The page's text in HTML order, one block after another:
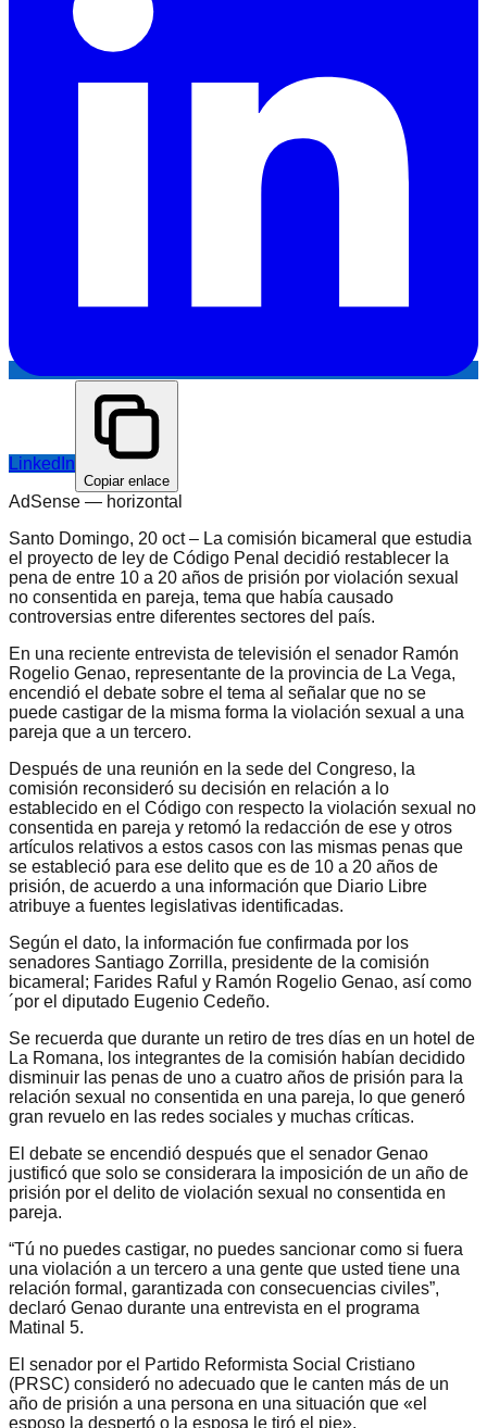
LinkedIn
Copiar enlace
AdSense — horizontal
Santo Domingo, 20 oct – La comisión bicameral que estudia
el proyecto de ley de Código Penal decidió restablecer la
pena de entre 10 a 20 años de prisión por violación sexual
no consentida en pareja, tema que había causado
controversias entre diferentes sectores del país.
En una reciente entrevista de televisión el senador Ramón
Rogelio Genao, representante de la provincia de La Vega,
encendió el debate sobre el tema al señalar que no se
puede castigar de la misma forma la violación sexual a una
pareja que a un tercero.
Después de una reunión en la sede del Congreso, la
comisión reconsideró su decisión en relación a lo
establecido en el Código con respecto la violación sexual no
consentida en pareja y retomó la redacción de ese y otros
artículos relativos a estos casos con las mismas penas que
se estableció para ese delito que es de 10 a 20 años de
prisión, de acuerdo a una información que Diario Libre
atribuye a fuentes legislativas identificadas.
Según el dato, la información fue confirmada por los
senadores Santiago Zorrilla, presidente de la comisión
bicameral; Farides Raful y Ramón Rogelio Genao, así como
´por el diputado Eugenio Cedeño.
Se recuerda que durante un retiro de tres días en un hotel de
La Romana, los integrantes de la comisión habían decidido
disminuir las penas de uno a cuatro años de prisión para la
relación sexual no consentida en una pareja, lo que generó
gran revuelo en las redes sociales y muchas críticas.
El debate se encendió después que el senador Genao
justificó que solo se considerara la imposición de un año de
prisión por el delito de violación sexual no consentida en
pareja.
“Tú no puedes castigar, no puedes sancionar como si fuera
una violación a un tercero a una gente que usted tiene una
relación formal, garantizada con consecuencias civiles”,
declaró Genao durante una entrevista en el programa
Matinal 5.
El senador por el Partido Reformista Social Cristiano
(PRSC) consideró no adecuado que le canten más de un
año de prisión a una persona en una situación que «el
esposo la despertó o la esposa le tiró el pie».